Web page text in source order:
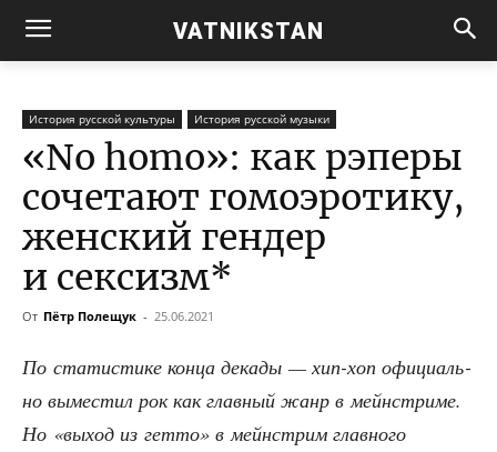
VATNIKSTAN
История русской культуры История русской музыки
«No homo»: как рэперы
сочетают гомоэротику,
женский гендер
и сексизм*
От Пётр Полещук - 25.06.2021
По ста­ти­сти­ке кон­ца дека­ды — хип-хоп офи­ци­аль­
но выме­стил рок как глав­ный жанр в мейн­стри­ме.
Но «выход из гет­то» в мейн­стрим глав­но­го